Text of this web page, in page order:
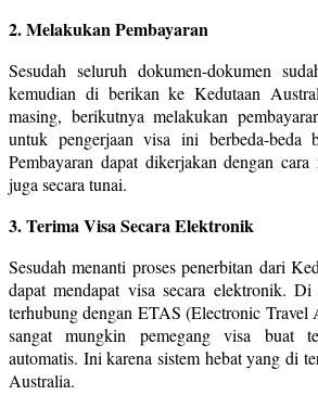
2. Melakukan Pembayaran
Sesudah seluruh dokumen-dokumen
kemudian di berikan ke Kedutaan
masing, berikutnya melakukan
untuk pengerjaan visa ini berbeda-beda
Pembayaran dapat dikerjakan dengan
juga secara tunai.
3. Terima Visa Secara Elektronik
Sesudah menanti proses penerbitan dari
dapat mendapat visa secara elektronik.
terhubung dengan ETAS (Electronic Travel
sangat mungkin pemegang visa buat
automatis. Ini karena sistem hebat yang di
Australia.